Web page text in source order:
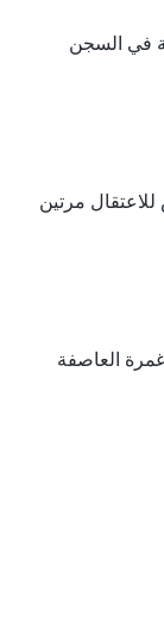
في السجن
العاصفة